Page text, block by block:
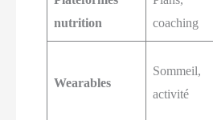
nutrition
coaching
Wearables
Sommeil,
activité